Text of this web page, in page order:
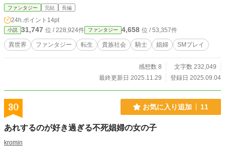
ぞ～…と思っていたら！！ なぜか「救国の英雄」と呼ばれる公爵様に見初めら
れ、求婚される…。 ハッキリ言って、イ・ヤ・だ！！ なんでかって？ だって嫉
妬に狂った女どもが、わんさか湧いてくるんだもん！！ そんな女の相手なん
ざ、前世だけで十分だっての。 とは言え、この公爵様…顔と体が私・フィリー
の好みとドンピシャ！！ 一体どうしたら、いいの～。 一人で勝手にどうでもい
い悩みを抱える、フィリーの運命やいかに…。 前回は色々な策謀が、交錯しま
ファンタジー 完結 長編
24h.ポイント 14pt
小説 31,747 位 / 228,924件 ファンタジー 4,658 位 / 53,357件
異世界 ファンタジー 転生 貴族社会 騎士 娼婦 SMプレイ
感想数 8
文字数 232,049
最終更新日 2025.11.29
登録日 2025.09.04
30 お気に入り追加 11
あれするのが好き過ぎる不死娼婦の女の子
kromin